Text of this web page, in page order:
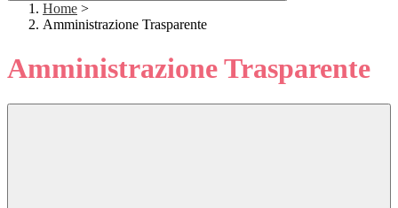
Home >
Amministrazione Trasparente
Amministrazione Trasparente